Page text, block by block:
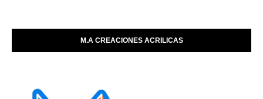
M.A CREACIONES ACRILICAS